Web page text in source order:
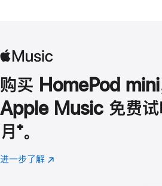
购买 HomePod mini
Apple Music 免费试
月 脚
注
⁺。
进一步了解 Apple
(在